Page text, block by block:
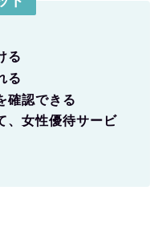
る
る
確認できる
、女性優待サービ